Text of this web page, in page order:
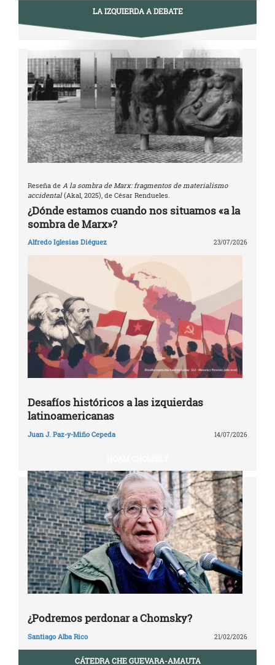
LA IZQUIERDA A DEBATE
Reseña de A la sombra de Marx: fragmentos de materialismo
accidental(Akal, 2025), de César Rendueles.
¿Dónde estamos cuando nos situamos «a la
sombra de Marx»?
Alfredo Iglesias Diéguez 23/07/2026
Desafíos históricos a las izquierdas
latinoamericanas
Juan J. Paz-y-Miño Cepeda 14/07/2026
¿Podremos perdonar a Chomsky?
Santiago Alba Rico 21/02/2026
CÁTEDRA CHE GUEVARA-AMAUTA